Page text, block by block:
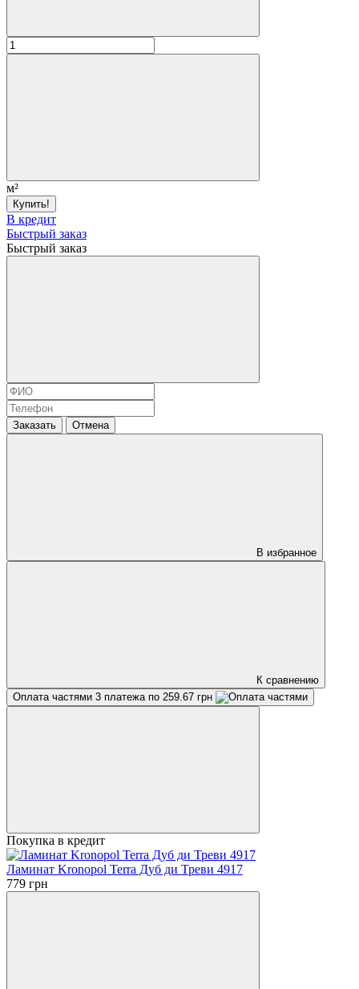
м²
Купить!
В кредит
Быстрый заказ
Быстрый заказ
Заказать Отмена
В избранное
К сравнению
Оплата частями 3 платежа по 259.67 грн
Покупка в кредит
Ламинат Kronopol Terra Дуб ди Треви 4917
779 грн